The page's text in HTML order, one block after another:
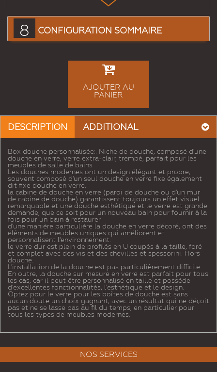
8 CONFIGURATION SOMMAIRE
AJOUTER AU
PANIER
DESCRIPTION ADDITIONAL
Box douche personnalisée:. Niche de douche, composé d'une
douche en verre, verre extra-clair, trempé, parfait pour les
meubles de salle de bains
Les douches modernes ont un design élégant et propre,
souvent composé d'un seul douche en verre fixe également
dit fixe douche en verre.
la cabine de douche en verre (paroi de douche ou d'un mur
de cabine de douche) garantissent toujours un effet visuel
remarquable et une douche esthétique et le verre est grande
demande, que ce soit pour un nouveau bain pour fournir à la
fois pour un bain à restaurer.
d'une manière particulière la douche en verre décoré, ont des
éléments de meubles uniques qui améliorent et
personnalisent l'environnement.
le verre dur est plein de profilés en U coupés à la taille, foré
et complet avec des vis et des chevilles et spessorini. Hors
douche.
L'installation de la douche est pas particulièrement difficile.
En outre, la douche sur mesure en verre est parfait pour tous
les cas, car il peut être personnalisé en taille et possède
d'excellentes fonctionnalités, l'esthétique et le design.
Optez pour le verre pour les boîtes de douche est sans
aucun doute un choix gagnant, avec un résultat qui ne déçoit
pas et ne se lasse pas au fil du temps, en particulier pour
tous les types de meubles modernes.
NOS SERVICES